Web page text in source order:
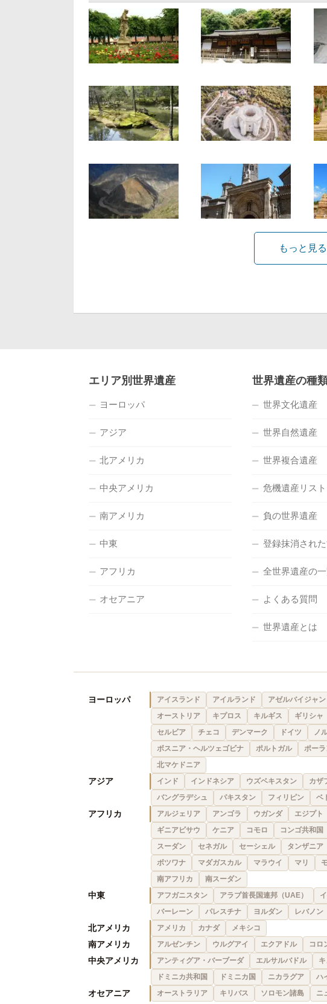
もっと見る
エリア別世界遺産
ヨーロッパ
アジア
北アメリカ
中央アメリカ
南アメリカ
中東
アフリカ
オセアニア
世界遺産の種
世界文化遺産
世界自然遺産
世界複合遺産
危機遺産リスト
負の世界遺産
登録抹消され
全世界遺産の
よくある質問
世界遺産とは
ヨーロッパ アイスランド アイルランド アゼルバイジャン
オーストリア
キプロス キルギス ギリシャ
セルビア
チェコ デンマーク ドイツ ノ
ボスニア・ヘルツェゴビナ
ポルトガル ポー
北マケドニア
アジア インド インドネシア ウズベキスタン カザ
バングラデシュ
パキスタン フィリピン ベ
アフリカ アルジェリア アンゴラ ウガンダ エジプト
ギニアビサウ
ケニア コモロ コンゴ共和国
スーダン
セネガル セーシェル タンザニア
ボツワナ
マダガスカル マラウイ マリ
南アフリカ
南スーダン
中東 アフガニスタン アラブ首長国連邦（UAE）
バーレーン
パレスチナ ヨルダン レバノン
北アメリカ アメリカ カナダ メキシコ
南アメリカ アルゼンチン ウルグアイ エクアドル コロ
中央アメリカ アンティグア・バーブーダ エルサルバドル
ドミニカ共和国
ドミニカ国 ニカラグア ハ
オセアニア オーストラリア キリバス ソロモン諸島 ニ